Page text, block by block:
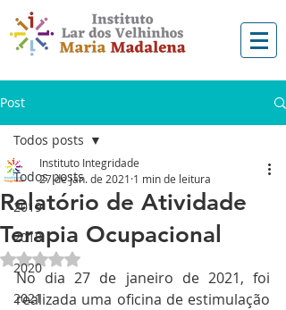
Post
Todos posts
2019
2018
2020
2021
Todos posts
Relatório de Atividade
Terapia Ocupacional
Instituto Integridade
27 de jan. de 2021 1 min de leitura
Avaliado com NaN de 5 estrelas.
No dia 27 de janeiro de 2021, foi
realizada uma oficina de estimulação